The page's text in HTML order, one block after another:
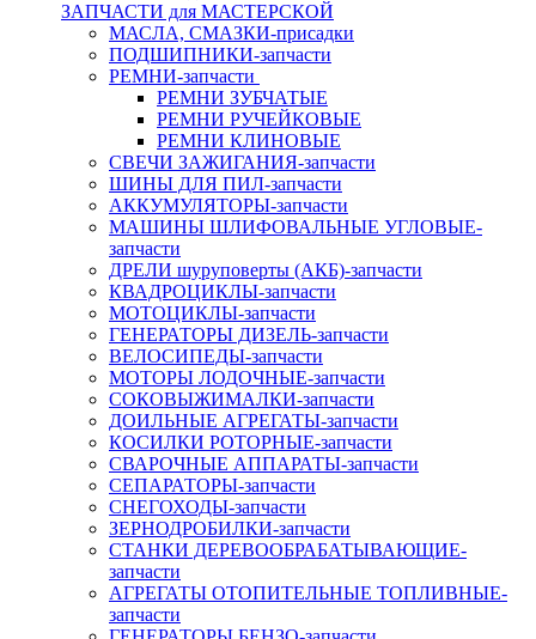
ЗАПЧАСТИ для МАСТЕРСКОЙ
МАСЛА, СМАЗКИ-присадки
ПОДШИПНИКИ-запчасти
РЕМНИ-запчасти
РЕМНИ ЗУБЧАТЫЕ
РЕМНИ РУЧЕЙКОВЫЕ
РЕМНИ КЛИНОВЫЕ
СВЕЧИ ЗАЖИГАНИЯ-запчасти
ШИНЫ ДЛЯ ПИЛ-запчасти
АККУМУЛЯТОРЫ-запчасти
МАШИНЫ ШЛИФОВАЛЬНЫЕ УГЛОВЫЕ-
запчасти
ДРЕЛИ шуруповерты (АКБ)-запчасти
КВАДРОЦИКЛЫ-запчасти
МОТОЦИКЛЫ-запчасти
ГЕНЕРАТОРЫ ДИЗЕЛЬ-запчасти
ВЕЛОСИПЕДЫ-запчасти
МОТОРЫ ЛОДОЧНЫЕ-запчасти
СОКОВЫЖИМАЛКИ-запчасти
ДОИЛЬНЫЕ АГРЕГАТЫ-запчасти
КОСИЛКИ РОТОРНЫЕ-запчасти
СВАРОЧНЫЕ АППАРАТЫ-запчасти
СЕПАРАТОРЫ-запчасти
СНЕГОХОДЫ-запчасти
ЗЕРНОДРОБИЛКИ-запчасти
СТАНКИ ДЕРЕВООБРАБАТЫВАЮЩИЕ-
запчасти
АГРЕГАТЫ ОТОПИТЕЛЬНЫЕ ТОПЛИВНЫЕ-
запчасти